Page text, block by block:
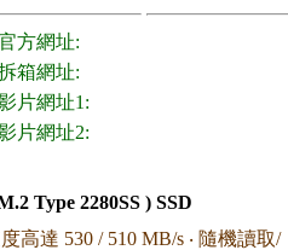
方網址:
箱網址:
片網址1:
片網址2:
Type 2280SS ) SSD
高達 530 / 510 MB/s ‧ 隨機讀取/